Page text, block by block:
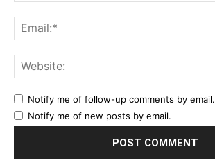
Notify me of follow-up comments by email.
Notify me of new posts by email.